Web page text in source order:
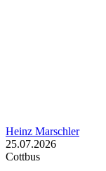
Heinz Marschler
25.07.2026
Cottbus